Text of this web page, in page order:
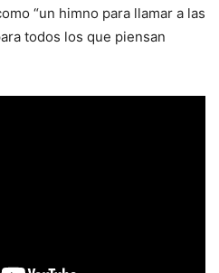
“un himno para llamar a las
todos los que piensan